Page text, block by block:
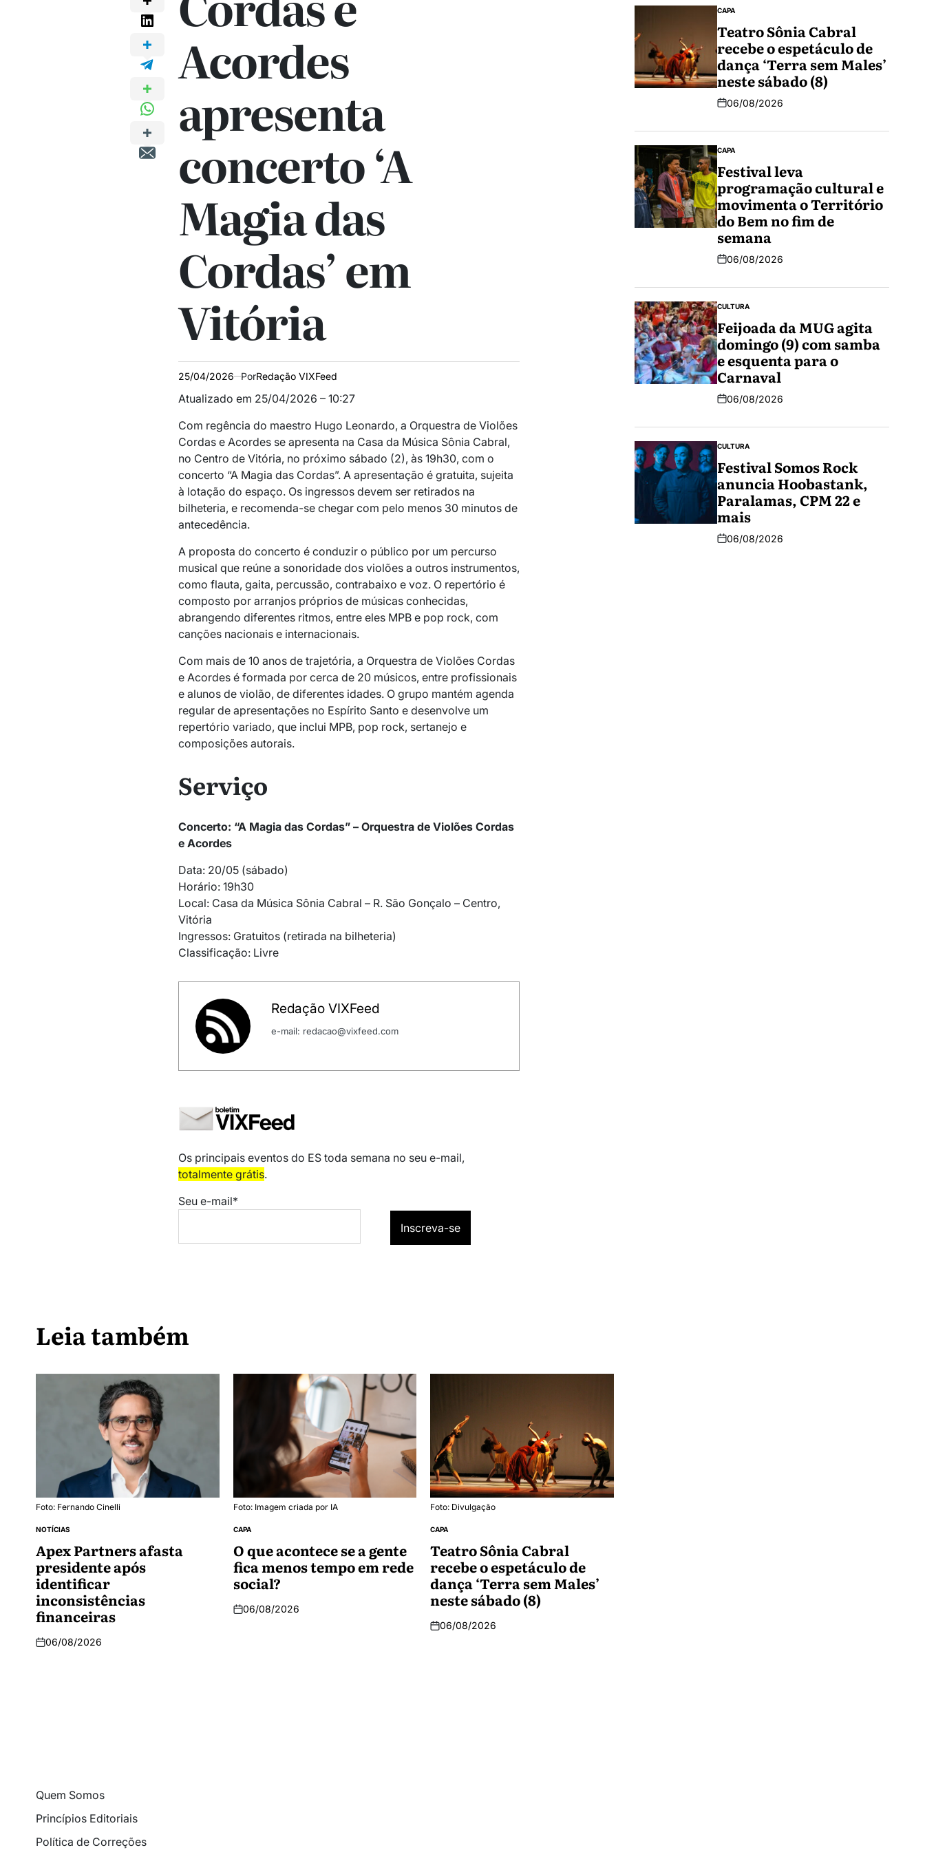
Acordes
apresenta
concerto ‘A
Magia das
Cordas’ em
Vitória
25/04/2026 PorRedação VIXFeed
Atualizado em 25/04/2026 – 10:27
Com regência do maestro Hugo Leonardo, a Orquestra de Violões
Cordas e Acordes se apresenta na Casa da Música Sônia Cabral,
no Centro de Vitória, no próximo sábado (2), às 19h30, com o
concerto “A Magia das Cordas”. A apresentação é gratuita, sujeita
à lotação do espaço. Os ingressos devem ser retirados na
bilheteria, e recomenda-se chegar com pelo menos 30 minutos de
antecedência.
A proposta do concerto é conduzir o público por um percurso
musical que reúne a sonoridade dos violões a outros instrumentos,
como flauta, gaita, percussão, contrabaixo e voz. O repertório é
composto por arranjos próprios de músicas conhecidas,
abrangendo diferentes ritmos, entre eles MPB e pop rock, com
canções nacionais e internacionais.
Com mais de 10 anos de trajetória, a Orquestra de Violões Cordas
e Acordesé formada por cerca de 20 músicos, entre profissionais
e alunos de violão, de diferentes idades. O grupo mantém agenda
regular de apresentações no Espírito Santo e desenvolve um
repertório variado, que inclui MPB, pop rock, sertanejo e
composições autorais.
Serviço
Concerto: “A Magia das Cordas” – Orquestra de Violões Cordas
e Acordes
Data: 20/05 (sábado)
Horário: 19h30
Local: Casa da Música Sônia Cabral – R. São Gonçalo – Centro,
Vitória
Ingressos: Gratuitos (retirada na bilheteria)
Classificação: Livre
Redação VIXFeed
e-mail: redacao@vixfeed.com
Os principais eventos do ES toda semana no seu e-mail,
totalmente grátis.
Seu e-mail*
Leia também
Foto: Fernando Cinelli
NOTÍCIAS
Apex Partners afasta
presidente após
identificar
inconsistências
financeiras
06/08/2026
Foto: Imagem criada por IA
CAPA
O que acontece se a gente
fica menos tempo em rede
social?
06/08/2026
Foto: Divulgação
CAPA
Teatro Sônia Cabral
recebe o espetáculo de
dança ‘Terra sem Males’
neste sábado (8)
06/08/2026
CAPA
Teatro Sônia Cabral
recebe o espetáculo de
dança ‘Terra sem Males’
neste sábado (8)
06/08/2026
CAPA
Festival leva
programação cultural e
movimenta o Território
do Bem no fim de
semana
06/08/2026
CULTURA
Feijoada da MUG agita
domingo (9) com samba
e esquenta para o
Carnaval
06/08/2026
CULTURA
Festival Somos Rock
anuncia Hoobastank,
Paralamas, CPM 22 e
mais
06/08/2026
Quem Somos
Princípios Editoriais
Política de Correções